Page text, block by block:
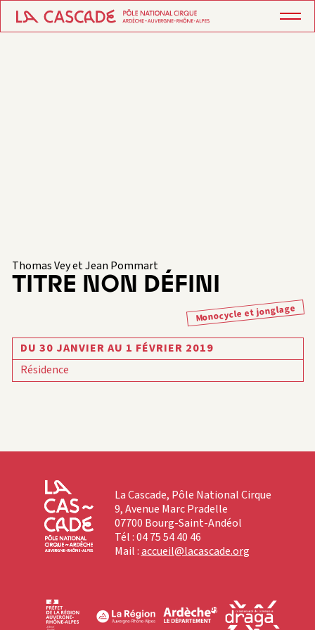
Thomas Vey et Jean Pommart
TITRE NON DÉFINI
Monocycle et jonglage
DU 30 JANVIER AU 1 FÉVRIER 2019
Résidence
La Cascade, Pôle National Cirque
9, Avenue Marc Pradelle
07700 Bourg-Saint-Andéol
Tél : 04 75 54 40 46
Mail :accueil@lacascade.org